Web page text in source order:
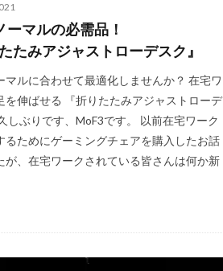
ーマルの必需品！
たみアジャストローデスク』
マルに合わせて最適化しませんか？ 在宅ワ
を伸ばせる 『折りたたみアジャストローデ
しぶりです、MoF3です。 以前在宅ワーク
るためにゲーミングチェアを購入したお話
が、在宅ワークされている皆さんは何か新